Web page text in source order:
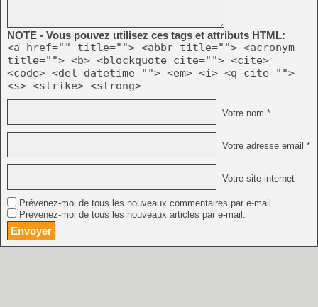
NOTE - Vous pouvez utilisez ces tags et attributs HTML:
<a href="" title=""> <abbr title=""> <acronym
title=""> <b> <blockquote cite=""> <cite>
<code> <del datetime=""> <em> <i> <q cite="">
<s> <strike> <strong>
Votre nom *
Votre adresse email *
Votre site internet
Prévenez-moi de tous les nouveaux commentaires par e-mail.
Prévenez-moi de tous les nouveaux articles par e-mail.